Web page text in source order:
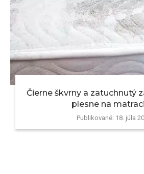
Čierne škvrny a zatuchnutý
plesne na matraci
Publikované: 18. júla